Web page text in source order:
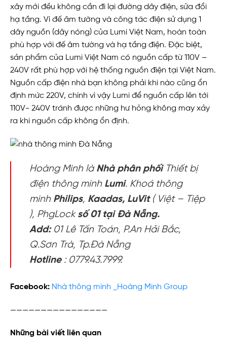
xây mới đều không cần đi lại đường dây điện, sửa đổi
hạ tầng. Vì đế âm tường và công tác điện sử dụng 1
dây nguồn (dây nóng) của Lumi Việt Nam, hoàn toàn
phù hợp với đế âm tường và hạ tầng điện. Đặc biệt,
sản phẩm của Lumi Việt Nam có nguồn cấp từ 110V –
240V rất phù hợp với hệ thống nguồn điện tại Việt Nam.
Nguồn cấp điện nhà bạn không phải khi nào cũng ổn
định mức 220V, chính vì vậy Lumi để nguồn cấp lên tới
110V- 240V tránh được những hư hỏng không may xảy
ra khi nguồn cấp không ổn định.
Hoàng Minh là Nhà phân phốiThiết bị
điện thông minh Lumi. Khoá thông
minh Philips, Kaadas, LuVit( Việt – Tiệp
), PhgLock số 01 tại Đà Nẵng.
Add:01 Lê Tấn Toán, P.An Hải Bắc,
Q.Sơn Trà, Tp.Đà Nẵng
Hotline: 0779.43.7999.
Facebook: Nhà thông minh _Hoàng Minh Group
————————————————
Những bài viết liên quan